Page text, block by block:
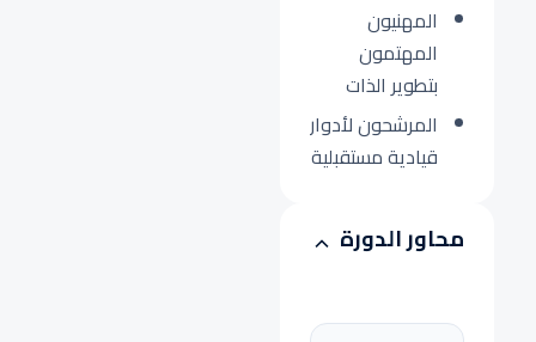
المهنيون
المهتمون
بتطوير الذات
المرشحون لأدوار
قيادية مستقبلية
محاور الدورة